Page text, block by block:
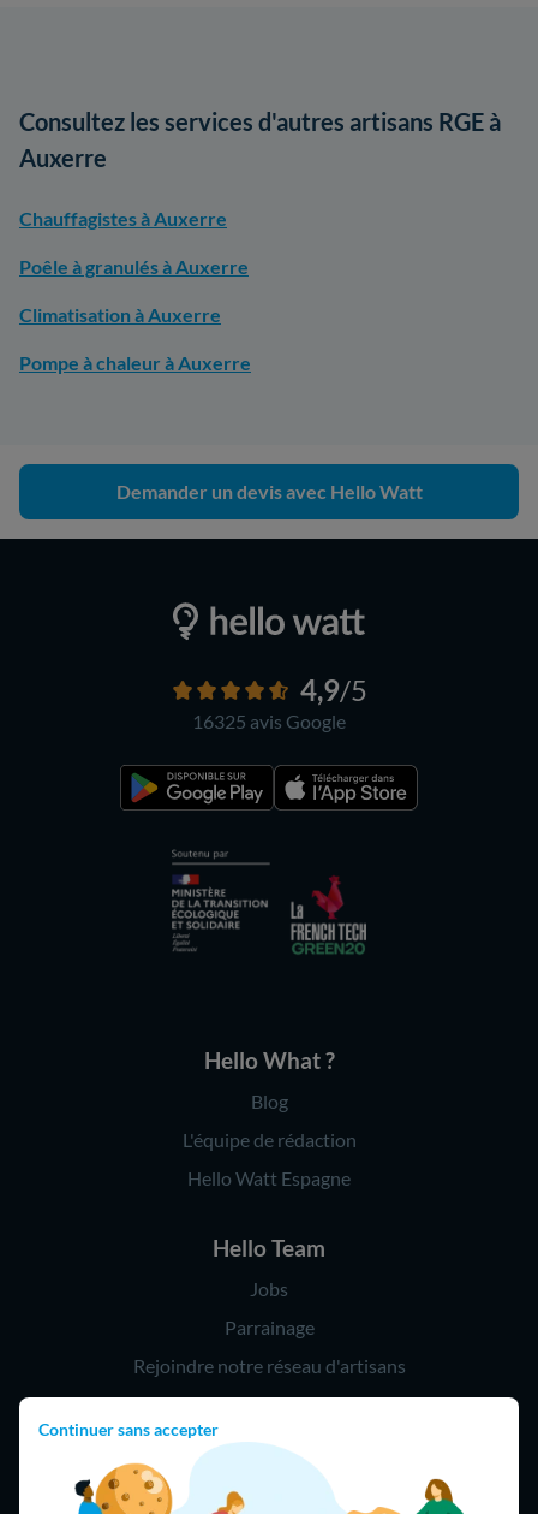
Continuer sans accepter
Consultez les services d'autres artisans RGE à
Auxerre
Chauffagistes à Auxerre
Poêle à granulés à Auxerre
Climatisation à Auxerre
Pompe à chaleur à Auxerre
Demander un devis avec Hello Watt
4,9/5
16325 avis Google
Hello What ?
Blog
L'équipe de rédaction
Hello Watt Espagne
Hello Team
Jobs
Parrainage
Rejoindre notre réseau d'artisans
Hello !
09 75 18 60 60
(8h-21h)